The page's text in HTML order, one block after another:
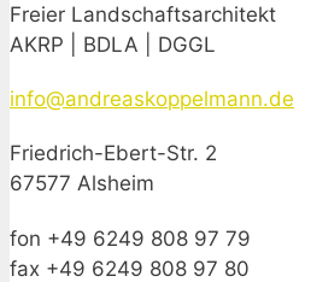
Freier Landschaftsarchitekt
AKRP | BDLA | DGGL
info@andreaskoppelmann.de
Friedrich-Ebert-Str. 2
67577 Alsheim
fon +49 6249 808 97 79
fax +49 6249 808 97 80